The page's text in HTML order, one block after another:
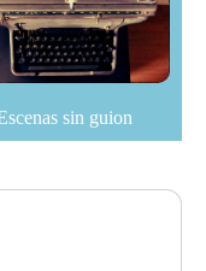
sin guion